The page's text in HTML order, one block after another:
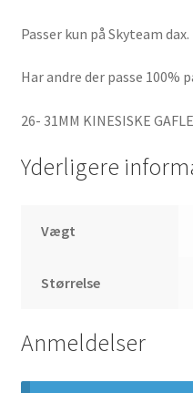
Passer kun på Skyteam dax.
Har andre der passe 100%
26- 31MM KINESISKE
Yderligere
Vægt
Størrelse
Anmeldelser